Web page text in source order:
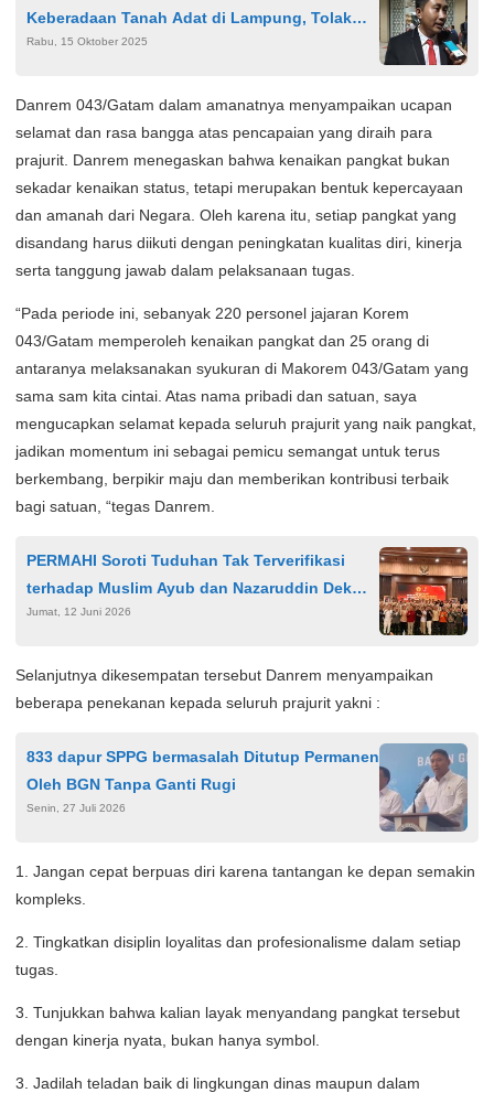
Keberadaan Tanah Adat di Lampung, Tolak
Klaim Penyangkalan
Rabu, 15 Oktober 2025
Danrem 043/Gatam dalam amanatnya menyampaikan ucapan
selamat dan rasa bangga atas pencapaian yang diraih para
prajurit. Danrem menegaskan bahwa kenaikan pangkat bukan
sekadar kenaikan status, tetapi merupakan bentuk kepercayaan
dan amanah dari Negara. Oleh karena itu, setiap pangkat yang
disandang harus diikuti dengan peningkatan kualitas diri, kinerja
serta tanggung jawab dalam pelaksanaan tugas.
“Pada periode ini, sebanyak 220 personel jajaran Korem
043/Gatam memperoleh kenaikan pangkat dan 25 orang di
antaranya melaksanakan syukuran di Makorem 043/Gatam yang
sama sam kita cintai. Atas nama pribadi dan satuan, saya
mengucapkan selamat kepada seluruh prajurit yang naik pangkat,
jadikan momentum ini sebagai pemicu semangat untuk terus
berkembang, berpikir maju dan memberikan kontribusi terbaik
bagi satuan, “tegas Danrem.
PERMAHI Soroti Tuduhan Tak Terverifikasi
terhadap Muslim Ayub dan Nazaruddin Dek
Gam, Ingatkan Pentingnya Prinsip Negara
Jumat, 12 Juni 2026
Selanjutnya dikesempatan tersebut Danrem menyampaikan
beberapa penekanan kepada seluruh prajurit yakni :
833 dapur SPPG bermasalah Ditutup Permanen
Oleh BGN Tanpa Ganti Rugi
Senin, 27 Juli 2026
1. Jangan cepat berpuas diri karena tantangan ke depan semakin
kompleks.
2. Tingkatkan disiplin loyalitas dan profesionalisme dalam setiap
tugas.
3. Tunjukkan bahwa kalian layak menyandang pangkat tersebut
dengan kinerja nyata, bukan hanya symbol.
3. Jadilah teladan baik di lingkungan dinas maupun dalam